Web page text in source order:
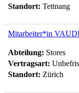
Standort: Tettnang
Mitarbeiter*in
Abteilung: Stores
Vertragsart:
Standort: Zürich